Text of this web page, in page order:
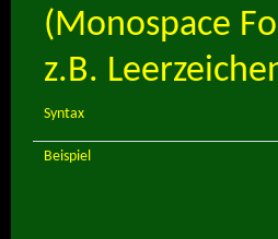
(Monospace
z.B.
Syntax
Beispiel